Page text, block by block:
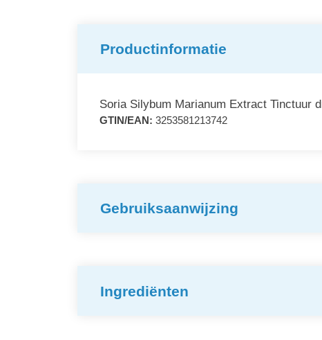
Productinformatie
Soria Silybum Marianum Extract Tinctuur
GTIN/EAN: 3253581213742
Gebruiksaanwijzing
Ingrediënten